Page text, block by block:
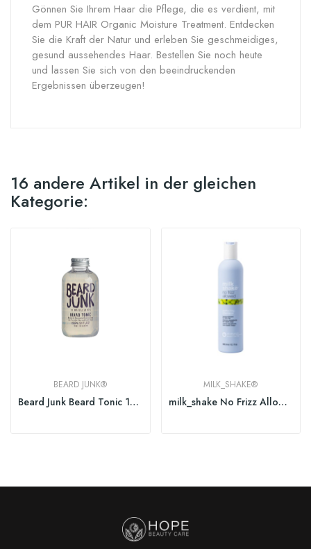
Gönnen Sie Ihrem Haar die Pflege, die es verdient, mit
dem PUR HAIR Organic Moisture Treatment. Entdecken
Sie die Kraft der Natur und erleben Sie geschmeidiges,
gesund aussehendes Haar. Bestellen Sie noch heute
und lassen Sie sich von den beeindruckenden
Ergebnissen überzeugen!
16 andere Artikel in der gleichen
Kategorie:
BEARD JUNK®
Beard Junk Beard Tonic 150ml
MILK_SHAKE®
milk_shake No Frizz Allowed Perfecting Shampoo...